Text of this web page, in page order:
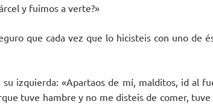
y fuimos a verte?»
que cada vez que lo hicisteis con uno de
su izquierda: «Apartaos de mí, malditos, id al
tuve hambre y no me disteis de comer,